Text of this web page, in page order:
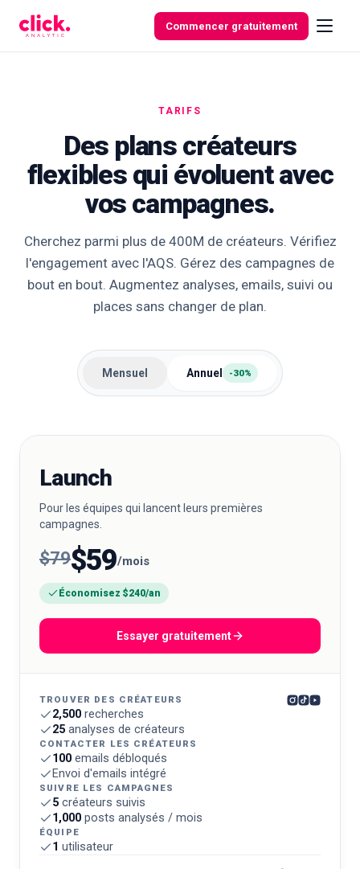
Commencer gratuitement
Outils
TARIFS
Des plans créateurs
flexibles qui évoluent avec
vos campagnes.
Cherchez parmi plus de 400M de créateurs. Vérifiez
l'engagement avec l'AQS. Gérez des campagnes de
bout en bout. Augmentez analyses, emails, suivi ou
places sans changer de plan.
Mensuel Annuel -30%
Launch
Pour les équipes qui lancent leurs premières
campagnes.
$79$59/mois
Économisez $240/an
Essayer gratuitement
TROUVER DES CRÉATEURS
2,500 recherches
25 analyses de créateurs
CONTACTER LES CRÉATEURS
100 emails débloqués
Envoi d'emails intégré
SUIVRE LES CAMPAGNES
5 créateurs suivis
1,000 posts analysés / mois
ÉQUIPE
1 utilisateur